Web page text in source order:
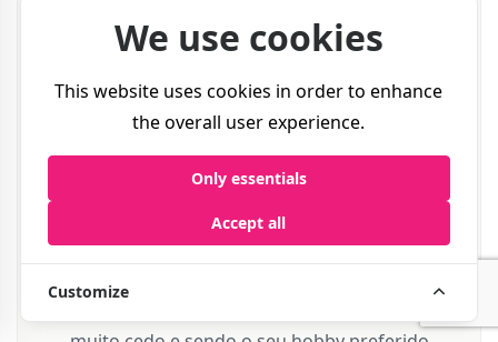
Autor
Pedro Gomes
We use cookies
This website uses cookies in order to enhance
the overall user experience.
Only essentials
Accept all
Customize